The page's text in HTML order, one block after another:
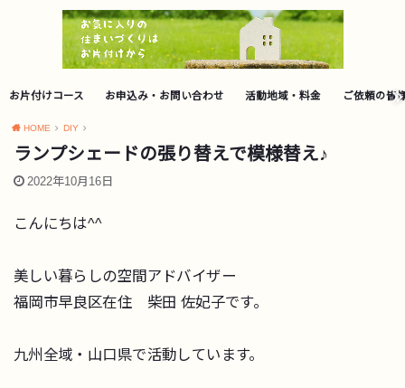
お片付けコース お申込み・お問い合わせ 活動地域・料金 ご依頼の皆
HOME DIY
ランプシェードの張り替えで模様替え♪
2022年10月16日
こんにちは^^
美しい暮らしの空間アドバイザー
福岡市早良区在住 柴田 佐妃子です。
九州全域・山口県で活動しています。